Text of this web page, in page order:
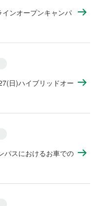
インオープンキャンパ
日)ハイブリッドオー
パスにおけるお車での